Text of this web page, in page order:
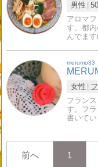
男性
アロマ
す。都
んでま
merumo33
女性
フラン
す。フ
書いて
前へ 1